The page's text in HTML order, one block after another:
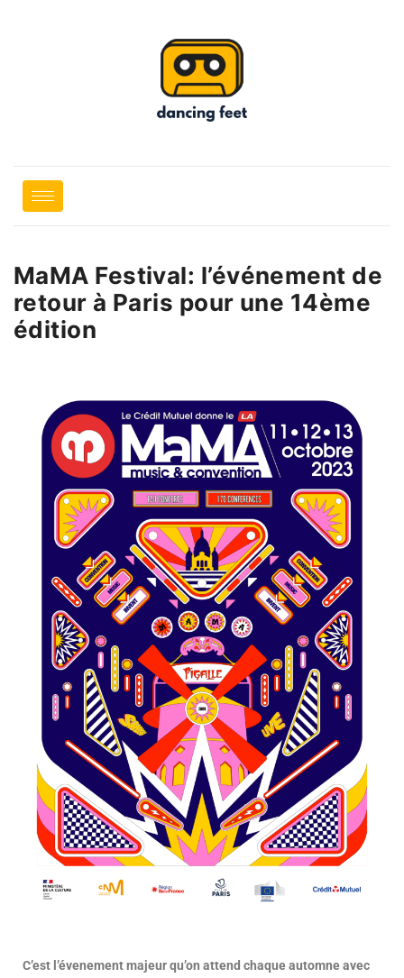
MaMA Festival: l’événement de
retour à Paris pour une 14ème
édition
C’est l’évenement majeur qu’on attend chaque automne avec